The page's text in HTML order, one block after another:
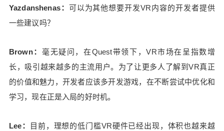
Yazdanshenas： 可以为其他想要开发VR内容的开发者提供
一些建议吗？
Brown： 毫无疑问，在Quest带领下，VR市场在呈指数增
长，吸引越来越多的主流用户。为了让更多人了解到VR真正
的价值和魅力，开发者应该多开发游戏，在不断尝试中优化和
学习，现在正是入局的好时机。
Lee：
目前，理想的低门槛VR硬件已经出现，体积也越来越